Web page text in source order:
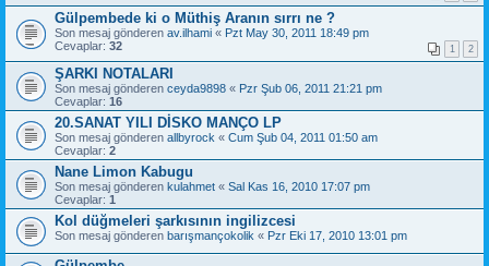
Gülpembede ki o Müthiş Aranın sırrı ne ?
Son mesaj gönderen av.ilhami « Pzt May 30, 2011 18:49 pm
Cevaplar: 32 1 2
ŞARKI NOTALARI
Son mesaj gönderen ceyda9898 « Pzr Şub 06, 2011 21:21 pm
Cevaplar: 16
20.SANAT YILI DİSKO MANÇO LP
Son mesaj gönderen allbyrock « Cum Şub 04, 2011 01:50 am
Cevaplar: 2
Nane Limon Kabugu
Son mesaj gönderen kulahmet « Sal Kas 16, 2010 17:07 pm
Cevaplar: 1
Kol düğmeleri şarkısının ingilizcesi
Son mesaj gönderen barışmançokolik « Pzr Eki 17, 2010 13:01 pm